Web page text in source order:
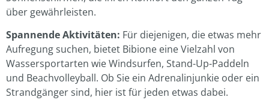
über gewährleisten.
Spannende Aktivitäten: Für diejenigen, die etwas mehr
Aufregung suchen, bietet Bibione eine Vielzahl von
Wassersportarten wie Windsurfen, Stand-Up-Paddeln
und Beachvolleyball. Ob Sie ein Adrenalinjunkie oder ein
Strandgänger sind, hier ist für jeden etwas dabei.